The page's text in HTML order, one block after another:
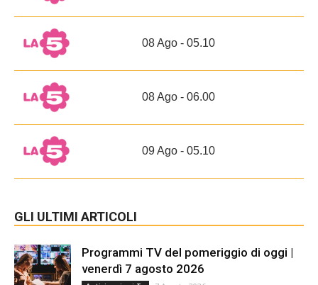
08 Ago - 05.10
08 Ago - 06.00
09 Ago - 05.10
GLI ULTIMI ARTICOLI
Programmi TV del pomeriggio di oggi |
venerdì 7 agosto 2026